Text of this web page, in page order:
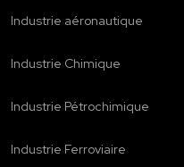
Industrie aéronautique
Industrie Chimique
Industrie Pétrochimique
Industrie Ferroviaire